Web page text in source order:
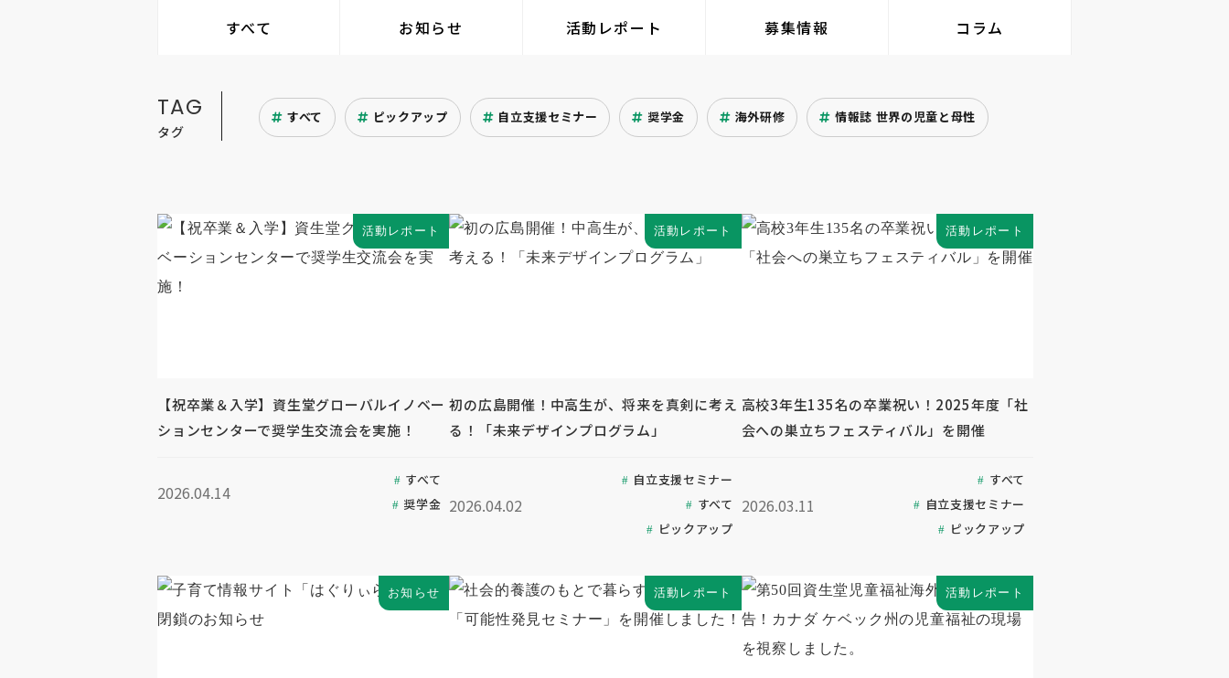
すべて お知らせ 活動レポート 募集情報 コラム
TAG
タグ
すべて ピックアップ 自立支援セミナー 奨学金 海外研修 情報誌 世界の児童と母性
活動レポート
【祝卒業＆入学】資生堂グローバルイノベー
ションセンターで奨学生交流会を実施！
2026.04.14
すべて
奨学金
活動レポート
初の広島開催！中高生が、将来を真剣に考え
る！「未来デザインプログラム」
2026.04.02
自立支援セミナー
すべて
ピックアップ
活動レポート
高校3年生135名の卒業祝い！2025年度「社
会への巣立ちフェスティバル」を開催
2026.03.11
すべて
自立支援セミナー
ピックアップ
お知らせ 活動レポート 活動レポート